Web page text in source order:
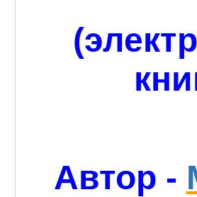
Автор -